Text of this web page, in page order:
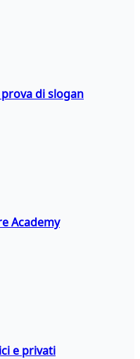
di slogan
Academy
e privati